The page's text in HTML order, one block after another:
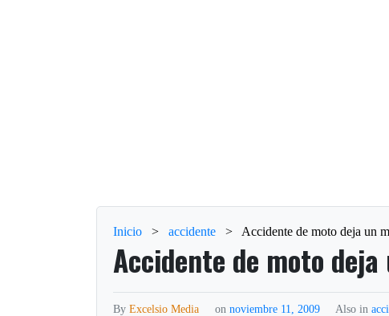
Inicio > accidente > Accidente de moto deja un
Accidente de moto
ByExcelsio Media onnoviembre 11, 2009 Also in